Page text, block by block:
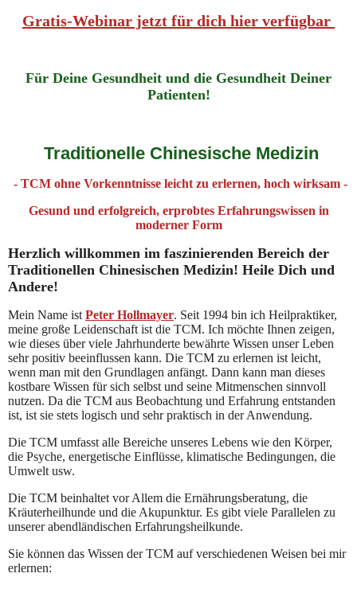
Gratis-Webinar jetzt für dich hier verfügbar
Für Deine Gesundheit und die Gesundheit Deiner
Patienten!
Traditionelle Chinesische Medizin
- TCM ohne Vorkenntnisse leicht zu erlernen, hoch wirksam -
Gesund und erfolgreich, erprobtes Erfahrungswissen in
moderner Form
Herzlich willkommen im faszinierenden Bereich der
Traditionellen Chinesischen Medizin! Heile Dich und
Andere!
Mein Name ist Peter Hollmayer. Seit 1994 bin ich Heilpraktiker,
meine große Leidenschaft ist die TCM. Ich möchte Ihnen zeigen,
wie dieses über viele Jahrhunderte bewährte Wissen unser Leben
sehr positiv beeinflussen kann. Die TCM zu erlernen ist leicht,
wenn man mit den Grundlagen anfängt. Dann kann man dieses
kostbare Wissen für sich selbst und seine Mitmenschen sinnvoll
nutzen. Da die TCM aus Beobachtung und Erfahrung entstanden
ist, ist sie stets logisch und sehr praktisch in der Anwendung.
Die TCM umfasst alle Bereiche unseres Lebens wie den Körper,
die Psyche, energetische Einflüsse, klimatische Bedingungen, die
Umwelt usw.
Die TCM beinhaltet vor Allem die Ernährungsberatung, die
Kräuterheilhunde und die Akupunktur. Es gibt viele Parallelen zu
unserer abendländischen Erfahrungsheilkunde.
Sie können das Wissen der TCM auf verschiedenen Weisen bei mir
erlernen: